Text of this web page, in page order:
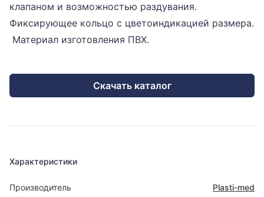
клапаном и возможностью раздувания.
Фиксирующее кольцо с цветоиндикацией размера.
Материал изготовления ПВХ.
Скачать каталог
Характеристики
Производитель
Plasti-med